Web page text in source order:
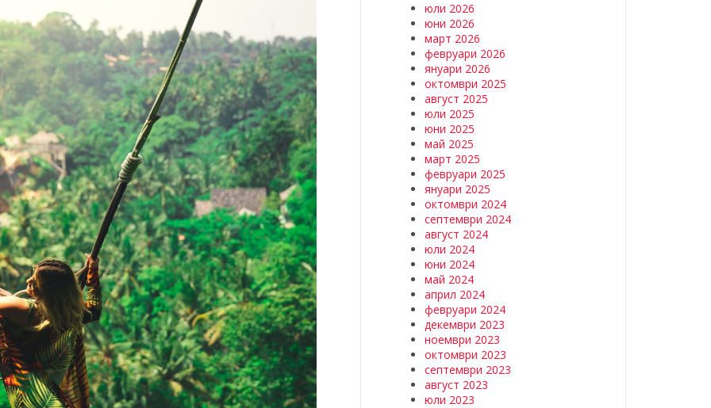
юли 2026
юни 2026
март 2026
февруари 2026
януари 2026
октомври 2025
август 2025
юли 2025
юни 2025
май 2025
март 2025
февруари 2025
януари 2025
октомври 2024
септември 2024
август 2024
юли 2024
юни 2024
май 2024
април 2024
февруари 2024
декември 2023
ноември 2023
октомври 2023
септември 2023
август 2023
юли 2023